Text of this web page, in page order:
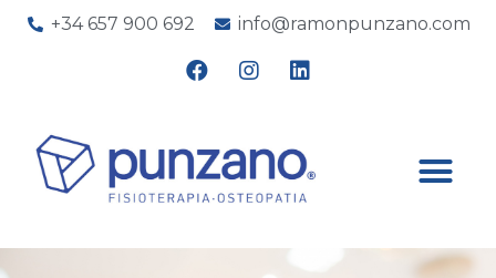
+34 657 900 692 info@ramonpunzano.com